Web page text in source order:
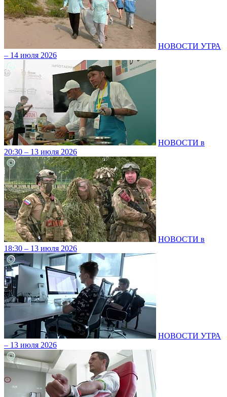
НОВОСТИ УТРА
– 14 июля 2026
НОВОСТИ в
20:30 – 13 июля 2026
НОВОСТИ в
18:30 – 13 июля 2026
НОВОСТИ УТРА
– 13 июля 2026